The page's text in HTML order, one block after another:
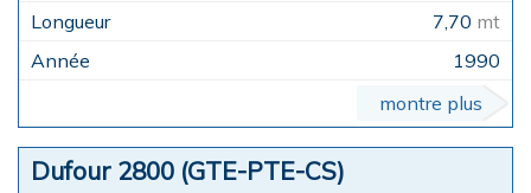
7,70 mt
1990
montre plus
Dufour 2800 (GTE-PTE-CS)